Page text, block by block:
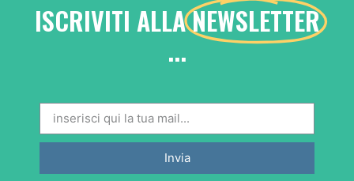
ISCRIVITI ALLANEWSLETTER
...
Invia